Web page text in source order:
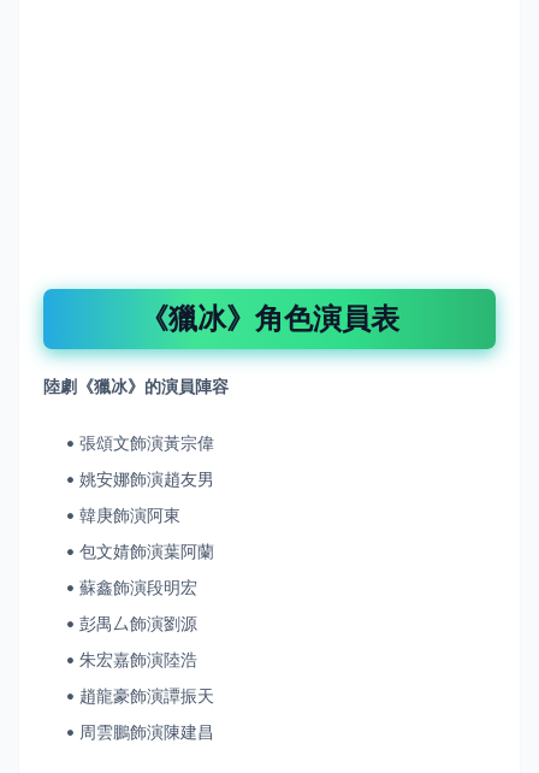
《獵冰》角色演員表
陸劇《獵冰》的演員陣容
張頌文飾演黃宗偉
姚安娜飾演趙友男
韓庚飾演阿東
包文婧飾演葉阿蘭
蘇鑫飾演段明宏
彭禺厶飾演劉源
朱宏嘉飾演陸浩
趙龍豪飾演譚振天
周雲鵬飾演陳建昌